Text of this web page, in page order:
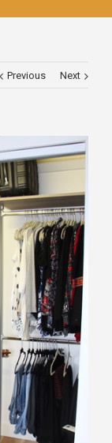
Previous Next